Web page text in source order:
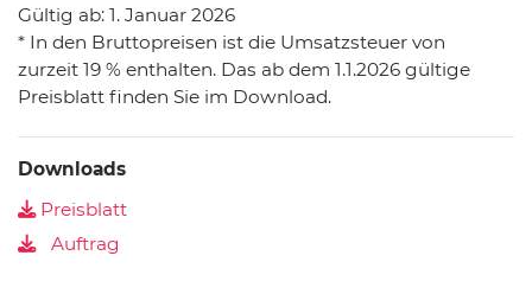
Gültig ab: 1. Januar 2026
* In den Bruttopreisen ist die Umsatzsteuer von
zurzeit 19 % enthalten. Das ab dem 1.1.2026 gültige
Preisblatt finden Sie im Download.
Downloads
Preisblatt
Auftrag